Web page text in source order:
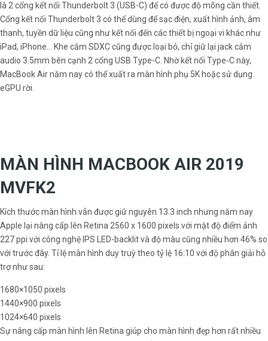
là 2 cổng kết nối Thunderbolt 3 (USB-C) để có được độ mõng cần thiết.
Cổng kết nối Thunderbolt 3 có thể dùng để sạc điện, xuất hình ảnh, âm
thanh, tuyền dữ liệu cũng như kết nối đến các thiết bị ngoại vi khác như
iPad, iPhone… Khe cắm SDXC cũng được loại bỏ, chỉ giữ lại jack cắm
audio 3.5mm bên cạnh 2 cổng USB Type-C. Nhờ kết nối Type-C này,
MacBook Air năm nay có thể xuất ra màn hình phụ 5K hoặc sử dụng
eGPU rời.
MÀN HÌNH MACBOOK AIR 2019
MVFK2
Kích thước màn hình vẫn được giữ nguyên 13.3 inch nhưng năm nay
Apple lại nâng cấp lên Retina 2560 x 1600 pixels với mật độ điểm ảnh
227 ppi với công nghệ IPS LED-backlit và độ màu cũng nhiều hơn 46% so
với trước đây. Tỉ lệ màn hình duy truỳ theo tỷ lệ 16:10 với độ phân giải hỗ
trợ như sau:
1680×1050 pixels
1440×900 pixels
1024×640 pixels
Sự nâng cấp màn hình lên Retina giúp cho màn hình đẹp hơn rất nhiều